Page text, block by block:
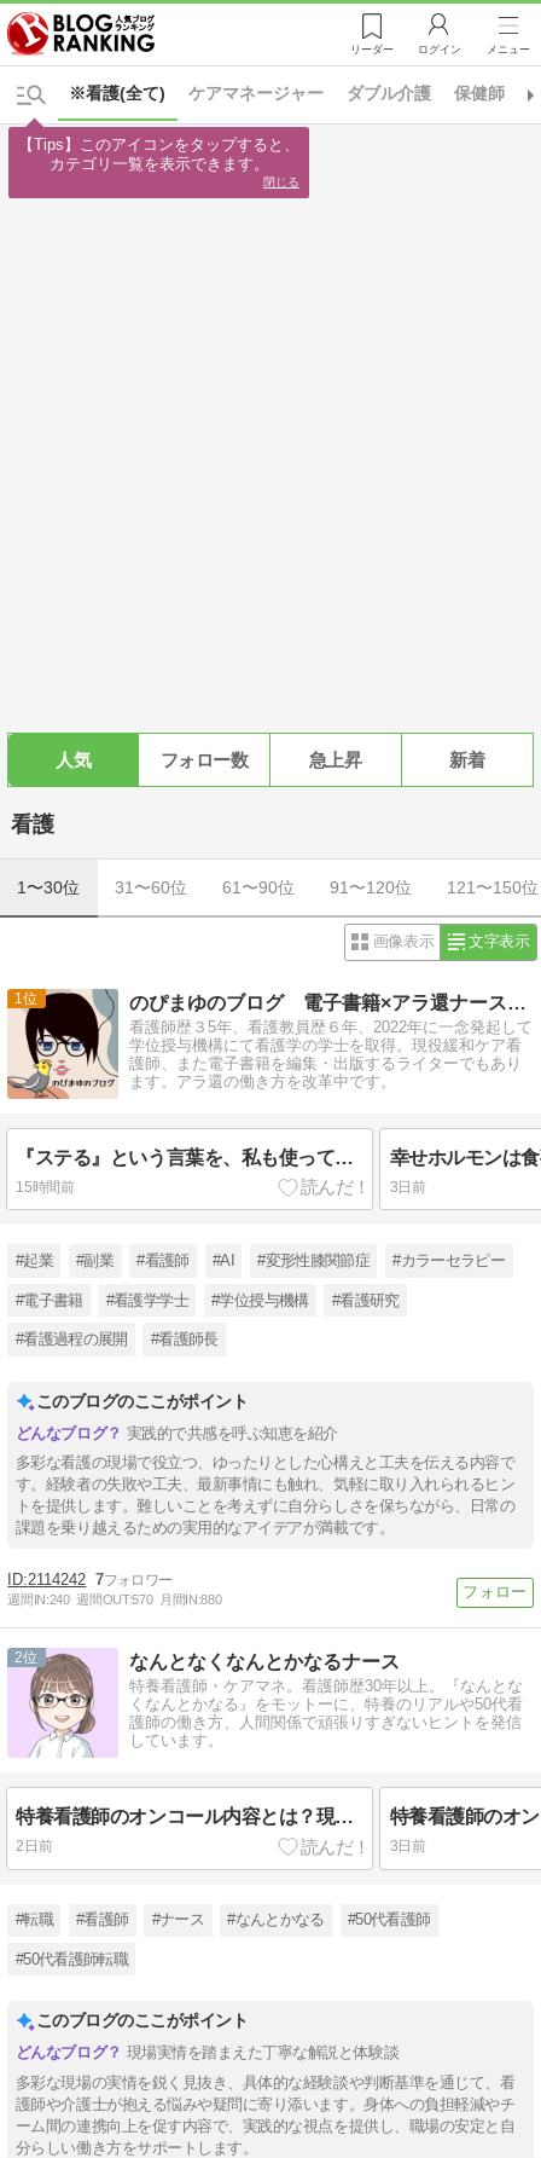
リーダー ログイン メニュー
※看護(全て) ケアマネージャー ダブル介護 保健師
人気 フォロー数 急上昇 新着
看護
1〜30位 31〜60位 61〜90位 91〜120位 121〜150位
画像表示 文字表示
1 のぴまゆのブログ 電子書籍×アラ還ナースの副業チャレンジ
看護師歴３5年、看護教員歴６年、2022年に一念発起して
学位授与機構にて看護学の学士を取得。現役緩和ケア看
護師、また電子書籍を編集・出版するライターでもあり
ます。アラ還の働き方を改革中です。
『ステる』という言葉を、私も使っていた。だからこそ今、思うこと
15時間前 3日前
#起業 #副業 #看護師 #AI #変形性膝関節症 #カラーセラピー
#電子書籍 #看護学学士 #学位授与機構 #看護研究
#看護過程の展開 #看護師長
このブログのここがポイント
実践的で共感を呼ぶ知恵を紹介
多彩な看護の現場で役立つ、ゆったりとした心構えと工夫を伝える内容で
す。経験者の失敗や工夫、最新事情にも触れ、気軽に取り入れられるヒン
トを提供します。難しいことを考えずに自分らしさを保ちながら、日常の
課題を乗り越えるための実用的なアイデアが満載です。
2114242 7
週間IN:240 週間OUT:570 月間IN:880
2 なんとなくなんとかなるナース
特養看護師・ケアマネ。看護師歴30年以上。『なんとな
くなんとかなる』をモットーに、特養のリアルや50代看
護師の働き方、人間関係で頑張りすぎないヒントを発信
しています。
特養看護師のオンコール内容とは？現役看護師が実際の対応を紹介
2日前 3日前
#転職 #看護師 #ナース #なんとかなる #50代看護師
#50代看護師転職
このブログのここがポイント
現場実情を踏まえた丁寧な解説と体験談
多彩な現場の実情を鋭く見抜き、具体的な経験談や判断基準を通じて、看
護師や介護士が抱える悩みや疑問に寄り添います。身体への負担軽減やチ
ーム間の連携向上を促す内容で、実践的な視点を提供し、職場の安定と自
分らしい働き方をサポートします。
【Tips】このアイコンをタップすると、
カテゴリ一覧を表示できます。
閉じる